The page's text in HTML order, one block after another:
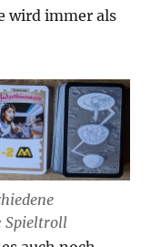
wird immer als
Spieltroll